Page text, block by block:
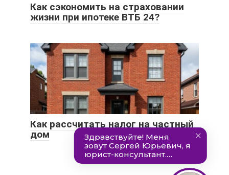
Как сэкономить на страховании
жизни при ипотеке ВТБ 24?
Как рассчитать налог на частный
дом